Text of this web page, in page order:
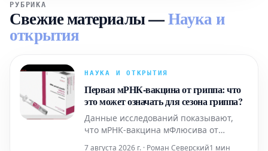
РУБРИКА
Свежие материалы—Наука и
открытия
НАУКА И ОТКРЫТИЯ
Первая мРНК-вакцина от гриппа: что
это может означать для сезона гриппа?
Данные исследований показывают,
что мРНК-вакцина мФлюсива от
компании Moderna обеспечивает
7 августа 2026 г. · Роман Северский1 мин